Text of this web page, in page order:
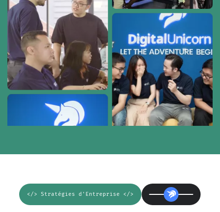
</> Stratégies d'Entreprise </>